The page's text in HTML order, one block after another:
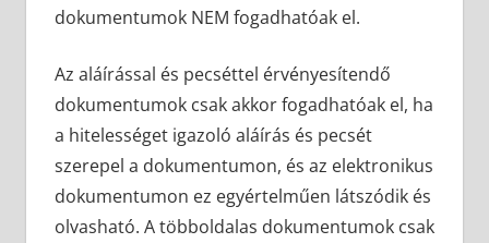
dokumentumok NEM fogadhatóak el.
Az aláírással és pecséttel érvényesítendő
dokumentumok csak akkor fogadhatóak el, ha
a hitelességet igazoló aláírás és pecsét
szerepel a dokumentumon, és az elektronikus
dokumentumon ez egyértelműen látszódik és
olvasható. A többoldalas dokumentumok csak